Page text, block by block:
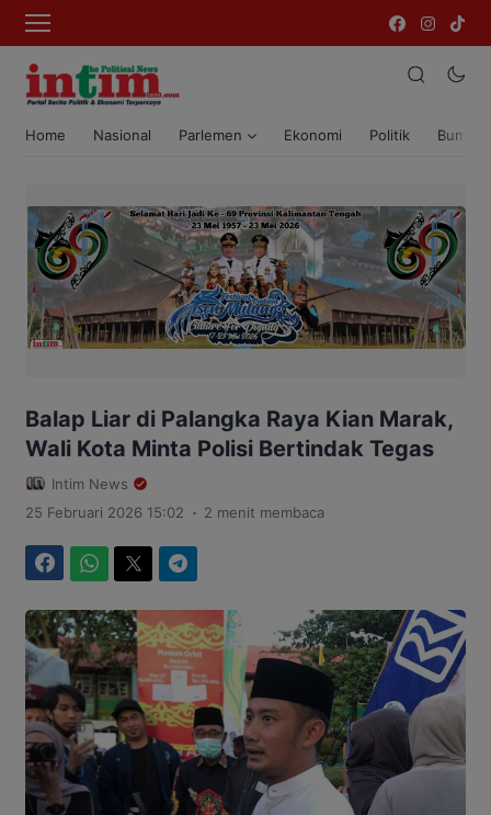
Home Nasional Parlemen Ekonomi Politik Bumi
Balap Liar di Palangka Raya Kian Marak,
Wali Kota Minta Polisi Bertindak Tegas
Intim News
25 Februari 2026 15:02 . 2 menit membaca